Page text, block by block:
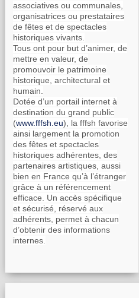
associatives ou communales,
organisatrices ou prestataires
de fêtes et de spectacles
historiques vivants.
Tous ont pour but d’animer, de
mettre en valeur, de
promouvoir le patrimoine
historique, architectural et
humain.
Dotée d’un portail internet à
destination du grand public
(www.fffsh.eu), la fffsh favorise
ainsi largement la promotion
des fêtes et spectacles
historiques adhérentes, des
partenaires artistiques, aussi
bien en France qu’à l’étranger
grâce à un référencement
efficace. Un accès spécifique
et sécurisé, réservé aux
adhérents, permet à chacun
d’obtenir des informations
internes.